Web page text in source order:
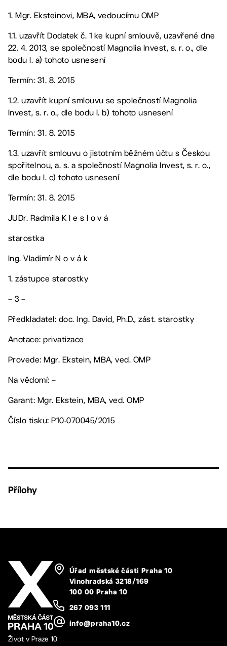
1. Mgr. Eksteinovi, MBA, vedoucímu OMP
1.1. uzavřít Dodatek č. 1 ke kupní smlouvě, uzavřené dne
22. 4. 2013, se společností Magnolia Invest, s. r. o., dle
bodu I. a) tohoto usnesení
Termín: 31. 8. 2015
1.2. uzavřít kupní smlouvu se společností Magnolia
Invest, s. r. o., dle bodu I. b) tohoto usnesení
Termín: 31. 8. 2015
1.3. uzavřít smlouvu o jistotním běžném účtu s Českou
spořitelnou, a. s. a společností Magnolia Invest, s. r. o.,
dle bodu I. c) tohoto usnesení
Termín: 31. 8. 2015
JUDr. Radmila K l e s l o v á
starostka
Ing. Vladimír N o v á k
1. zástupce starostky
– 3 –
Předkladatel: doc. Ing. David, Ph.D., zást. starostky
Anotace: privatizace
Provede: Mgr. Ekstein, MBA, ved. OMP
Na vědomí: –
Garant: Mgr. Ekstein, MBA, ved. OMP
Číslo tisku: P10-070045/2015
Přílohy
Úřad městské části Praha 10
Vinohradská 3218/169
100 00 Praha 10
267 093 111
info@praha10.cz
Život v Praze 10